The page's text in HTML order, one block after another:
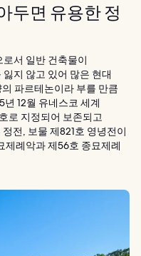
두면 유용한 정
서 일반 건축물이
지 않고 있어 많은 현대
파르테논이라 부를 만큼
12월 유네스코 세계
로 지정되어 보존되고
전, 보물 제821호 영녕전이
제례악과 제56호 종묘제례